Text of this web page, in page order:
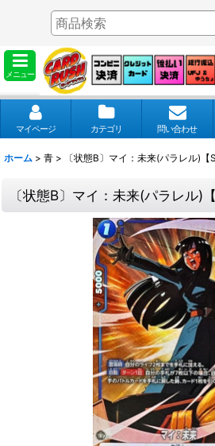
メニュー
マイページ カテゴリ 問い合わせ
ホーム > 青 > 〔状態B〕マイ：未来(パラレル)
〔状態B〕マイ：未来(パラレル